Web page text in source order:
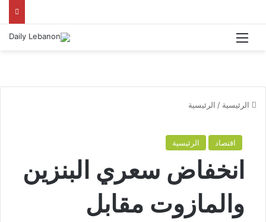
القائمة
الرئيسية / الرئيسية
اقتصاد الرئيسية
انخفاض سعري البنزين
والمازوت مقابل